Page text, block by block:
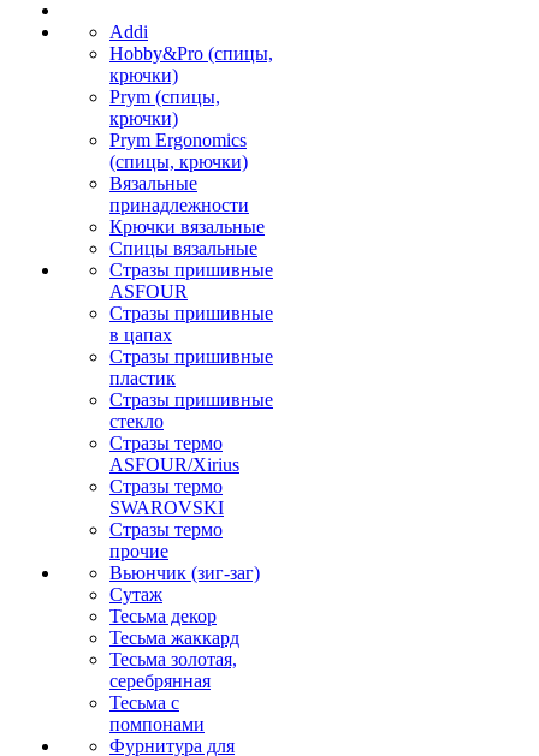
Addi
Hobby&Pro (спицы,
крючки)
Prym (спицы,
крючки)
Prym Ergonomics
(спицы, крючки)
Вязальные
принадлежности
Крючки вязальные
Спицы вязальные
Стразы пришивные
ASFOUR
Стразы пришивные
в цапах
Стразы пришивные
пластик
Стразы пришивные
стекло
Стразы термо
ASFOUR/Xirius
Стразы термо
SWAROVSKI
Стразы термо
прочие
Вьюнчик (зиг-заг)
Сутаж
Тесьма декор
Тесьма жаккард
Тесьма золотая,
серебрянная
Тесьма с
помпонами
Фурнитура для